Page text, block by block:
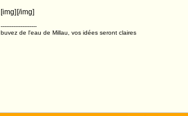
[img] [/img]
--------------------
buvez de l'eau de Millau, vos idées seront claires